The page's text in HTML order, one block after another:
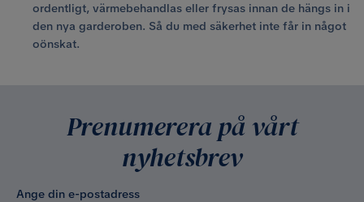
ordentligt, värmebehandlas eller frysas innan de hängs in i
den nya garderoben. Så du med säkerhet inte får in något
oönskat.
Prenumerera på vårt
nyhetsbrev
Ange din e-postadress